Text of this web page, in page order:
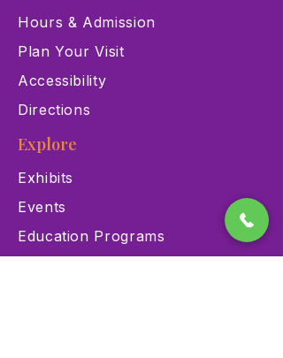
Hours & Admission
Plan Your Visit
Accessibility
Directions
Explore
Exhibits
Events
Education Programs